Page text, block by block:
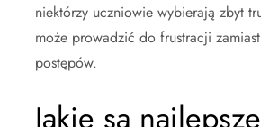
niektórzy uczniowie wybierają zbyt
może prowadzić do frustracji
postępów.